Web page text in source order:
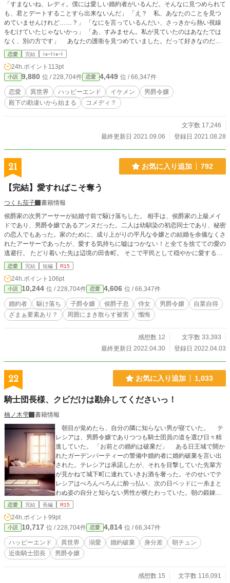
「すまないね、レディ。僕には愛しい婚約者がいるんだ。そんなに見つめられて
も、君とデートすることすら出来ないんだ」 「え？ 私、あなたのことを見つ
めていませんけれど……？」 「なにを言っているんだい、さっきから熱い視線
をむけていたじゃないかっ」 「あ、すみません。私が見ていたのはあなたでは
なく、別の方です」 あなたの護衛を見つめていました。だって好きなのだも
の。見つめるくらいは許して欲しい。恋人になりたいなんて身分違いのことを考
えないから、それだけはどうか。 「……やっぱり今日も格好いいわ、ライナル
ト様」 うっとりと呟く私に、ライナルト様はぎょっとしたような表情を浮か
べて――それから、 「――俺のことが怖くないのか？」 と話し掛けられちゃ
った！ これはライナルト様とお話しするチャンスなのでは？ よーし、せめ
てお友達になれるようにがんばろう！
恋愛 完結 ｼｮｰﾄｼｮｰﾄ
24h.ポイント 113pt
小説 9,880 位 / 228,704件 恋愛 4,449 位 / 66,347件
恋愛 異世界 ハッピーエンド イケメン
男爵令嬢
殿下の勘違いから始まる
コメディ？
文字数 17,246
最終更新日 2021.09.06
登録日 2021.08.28
21 お気に入り追加 792
【完結】愛すればこそ奪う
つくも茄子
書籍情報
侯爵家の次男アーサーが結婚寸前で駆け落ちした。 相手は、侯爵家の上級メイ
ドであり、男爵令嬢であるアンヌだった。二人は幼馴染の初恋同士であり、秘密
の恋人でもあった。家のために、成り上がりの平凡な令嬢との結婚を余儀なくさ
れたアーサーであったが、愛する気持ちに嘘はつかない！と全てを捨てての愛の
逃避行。 たどり着いた先は辺境の田舎町。 そこで平民として穏やかに愛する人
と夫婦として暮らしていた。 数年前に娘のエミリーも生まれ、幸せに満ちてい
た。 そんなある日、王都の大学から連絡がくる。 アーサーの論文が認められ、
講師として大学に招かれることになった。 数年ぶりに王都に戻るアーサー達一
行。 王都の暮らしに落ち着いてきた頃に、アーサーに襲いかかった暴行事件！
通り魔の無差別事件として処理された。 だが、アーサーには何かかが引っかか
る。 後日、犯人の名前を聞いたアーサーは、驚愕した！ 自分を襲ったのが妻
の妹！ そこから明らかになる、駆け落ち後の悲劇の数々。 愛し合う夫婦に、捨
夫の間に二人の子供にも恵まれ、幸せの絶頂にいた。 「小説家になろう」「カ
恋愛 完結 短編 R15
24h.ポイント 106pt
小説 10,244 位 / 228,704件 恋愛 4,606 位 / 66,347件
婚約者 駆け落ち 子爵令嬢 侯爵子息 侍女 男爵令嬢
自業自得
ざまぁ要素あり？
周囲にまき散らす被害 懺悔
感想数 12
文字数 33,393
最終更新日 2022.04.30
登録日 2022.04.03
22 お気に入り追加 1,033
騎士団長様、クビだけは勘弁してくださいっ！
楠ノ木雫
書籍情報
朝目が覚めたら、自分の隣に知らない男が寝ていた。 テ
レシアは、男爵令嬢でありつつも騎士団員の道を選び日々精
進していた。 「お前との婚約は破棄だ」 ある日王城で開か
れたガーデンパーティーの警備中婚約者に婚約破棄を言い出
された。テレシアは承諾したが、それを目撃していた先輩方
が見かねて城下町に連れていきお酒を奢った。そのせいでテ
レシアはべろんべろんに酔っ払い、次の日ベッドに一糸まと
わぬ姿の自分と知らない男性が横たわっていた。朝の鍛錬の
時間が迫っていたため眠っていた男性を放置して鍛錬場に向
かして超エリート騎士団である近衛騎士団の制服で
は……！？ ※他の投稿サイトにも掲載しています。 ※この作
品は短編を新たに作り直しました。設定などが変わっている
部分があります。（旧題：無慈悲な悪魔の騎士団長に迫られ
て困ってます！〜下っ端騎士団員（男爵令嬢）クビの危
恋愛 完結 長編 R15
24h.ポイント 99pt
小説 10,717 位 / 228,704件 恋愛 4,814 位 / 66,347件
ハッピーエンド 異世界 溺愛 婚約破棄 身分差
朝チュン
近衛騎士団長
男爵令嬢
感想数 15
文字数 116,091